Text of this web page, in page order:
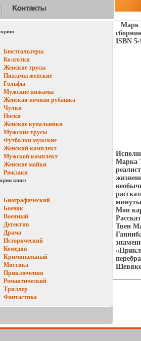
Бюстгальтеры
Колготки
Женские трусы
Пижамы женские
Гольфы
Мужские пижамы
Женская ночная рубашка
Чулки
Носки
Женские купальники
Мужские трусы
Футболки мужские
Женский комплект
Мужской комплект
Женские майки
Рюкзаки
книг:
Биографический
Боевик
Военный
Детектив
Драма
Исторический
Комедия
Криминальный
Мистика
Приключения
Романтический
Триллер
Фантастика
Марк
ISBN
Марка
минуты
Мои
Твен